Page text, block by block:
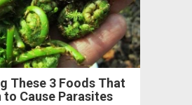
These 3 Foods That
to Cause Parasites